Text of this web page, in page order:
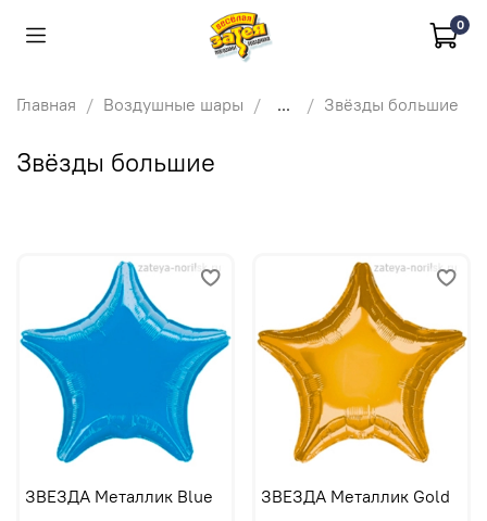
0
Главная Воздушные шары ... Звёзды большие
Звёзды большие
ЗВЕЗДА Металлик Blue ЗВЕЗДА Металлик Gold